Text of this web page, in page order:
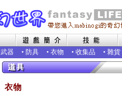
武器 • 防具 • 衣物 • 收集品 • 雜貨
衣物